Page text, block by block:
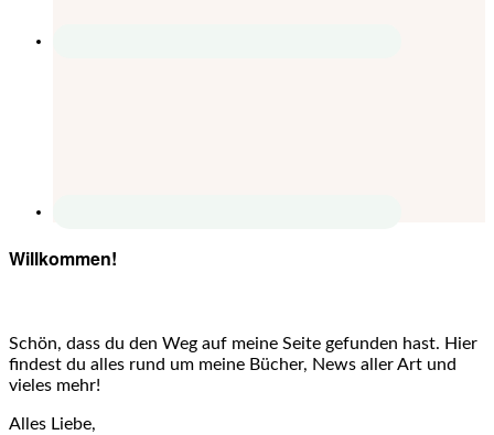
Willkommen!
Schön, dass du den Weg auf meine Seite gefunden hast. Hier
findest du alles rund um meine Bücher, News aller Art und
vieles mehr!
Alles Liebe,